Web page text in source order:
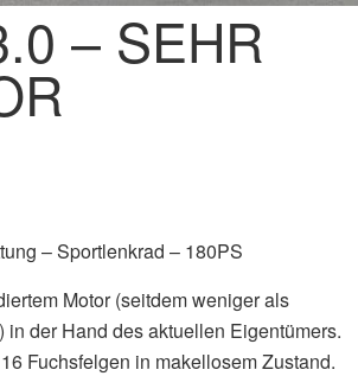
– SEHR
– Sportlenkrad – 180PS
Motor (seitdem weniger als
der Hand des aktuellen Eigentümers.
Fuchsfelgen in makellosem Zustand.